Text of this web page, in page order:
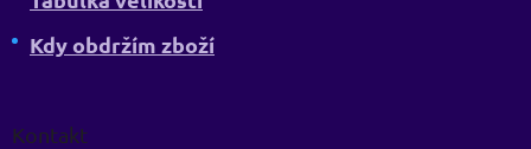
Kdy obdržím zboží
Kontakt